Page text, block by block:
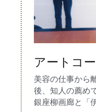
アートコ
美容の仕事から
後、知人の薦め
銀座柳画廊と「